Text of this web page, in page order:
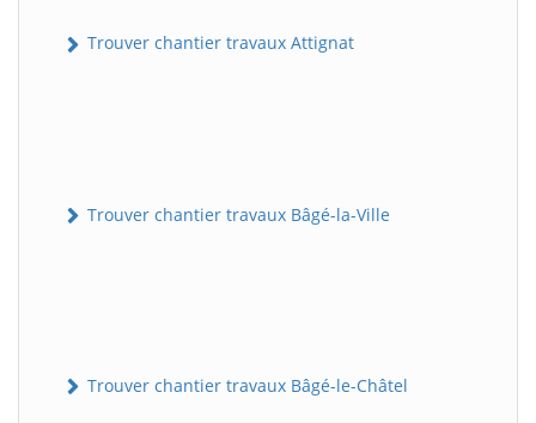
Trouver chantier travaux Attignat
Trouver chantier travaux Bâgé-la-Ville
Trouver chantier travaux Bâgé-le-Châtel